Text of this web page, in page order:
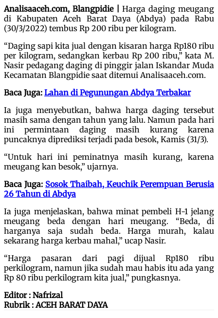
Analisaaceh.com, Blangpidie |
Harga daging meugang
di Kabupaten Aceh Barat Daya (Abdya) pada Rabu
(30/3/2022) tembus Rp 200 ribu per kilogram.
“Daging sapi kita jual dengan kisaran harga Rp180 ribu
per kilogram, sedangkan kerbau Rp 200 ribu,” kata M.
Nasir pedagang daging di pinggir jalan Iskandar Muda
Kecamatan Blangpidie saat ditemui Analisaaceh.com.
Baca Juga: Lahan di Pegunungan Abdya Terbakar
Ia juga menyebutkan, bahwa harga daging tersebut
masih sama dengan tahun yang lalu. Namun pada hari
ini permintaan daging masih kurang karena
puncaknya diprediksi terjadi pada besok, Kamis (31/3).
“Untuk hari ini peminatnya masih kurang, karena
meugang kan besok,” ujarnya.
Baca Juga: Sosok Thaibah, Keuchik Perempuan Berusia
26 Tahun di Abdya
Ia juga menjelaskan, bahwa minat pembeli H-1 jelang
meugang beda dengan hari meugang. “Beda, di
harganya saja sudah beda. Harga murah, kalau
sekarang harga kerbau mahal,” ucap Nasir.
“Harga pasaran dari pagi dijual Rp180 ribu
perkilogram, namun jika sudah mau habis itu ada yang
Rp 80 ribu perkilogram kita jual,” pungkasnya.
Editor : Nafrizal
Rubrik : ACEH BARAT DAYA